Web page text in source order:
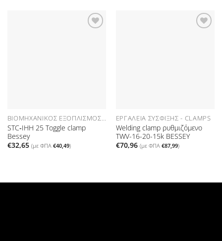
ΒΙΟΜΗΧΑΝΙΚΌΣ ΕΞΟΠΛΙΣΜΌΣ ΑΝΑΛΏΣΙΜΑ
STC‑IHH 25 Toggle clamp
Bessey
€32,65 (με ΦΠΑ €40,49)
ΕΡΓΑΛΕΊΑ ΣΎΣΦΙΞΗΣ - CLAMPS
Welding clamp ρυθμιζόμενο
TWV-16-20-15k BESSEY
€70,96 (με ΦΠΑ €87,99)